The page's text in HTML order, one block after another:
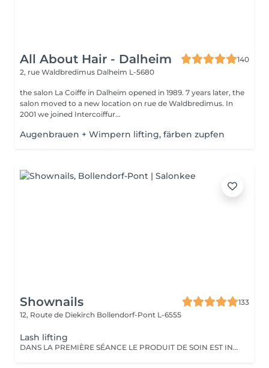
All About Hair - Dalheim
140
2, rue Waldbredimus Dalheim L-5680
the salon La Coiffe in Dalheim opened in 1989. 7 years later, the
salon moved to a new location on rue de Waldbredimus. In
2001 we joined Intercoiffur...
Augenbrauen + Wimpern lifting, färben zupfen
Shownails
133
12, Route de Diekirch Bollendorf-Pont L-6555
Lash lifting
DANS LA PREMIÈRE SÉANCE LE PRODUIT DE SOIN EST INCLUS Le lash lifting a une durée de 3 mois. Après cela, il faudra faire une maintenance.